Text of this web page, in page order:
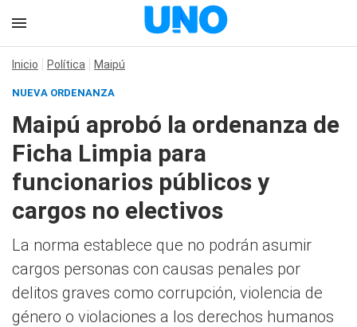
Inicio Política Maipú
NUEVA ORDENANZA
Maipú aprobó la ordenanza de
Ficha Limpia para
funcionarios públicos y
cargos no electivos
La norma establece que no podrán asumir
cargos personas con causas penales por
delitos graves como corrupción, violencia de
género o violaciones a los derechos humanos